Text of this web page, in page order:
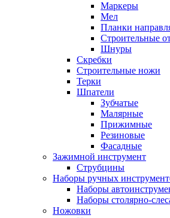
Маркеры
Мел
Планки
Строительные
Шнуры
Скребки
Строительные ножи
Терки
Шпатели
Зубчатые
Малярные
Прижимные
Резиновые
Фасадные
Зажимной инструмент
Струбцины
Наборы ручных
Наборы
Наборы столярно-
Ножовки